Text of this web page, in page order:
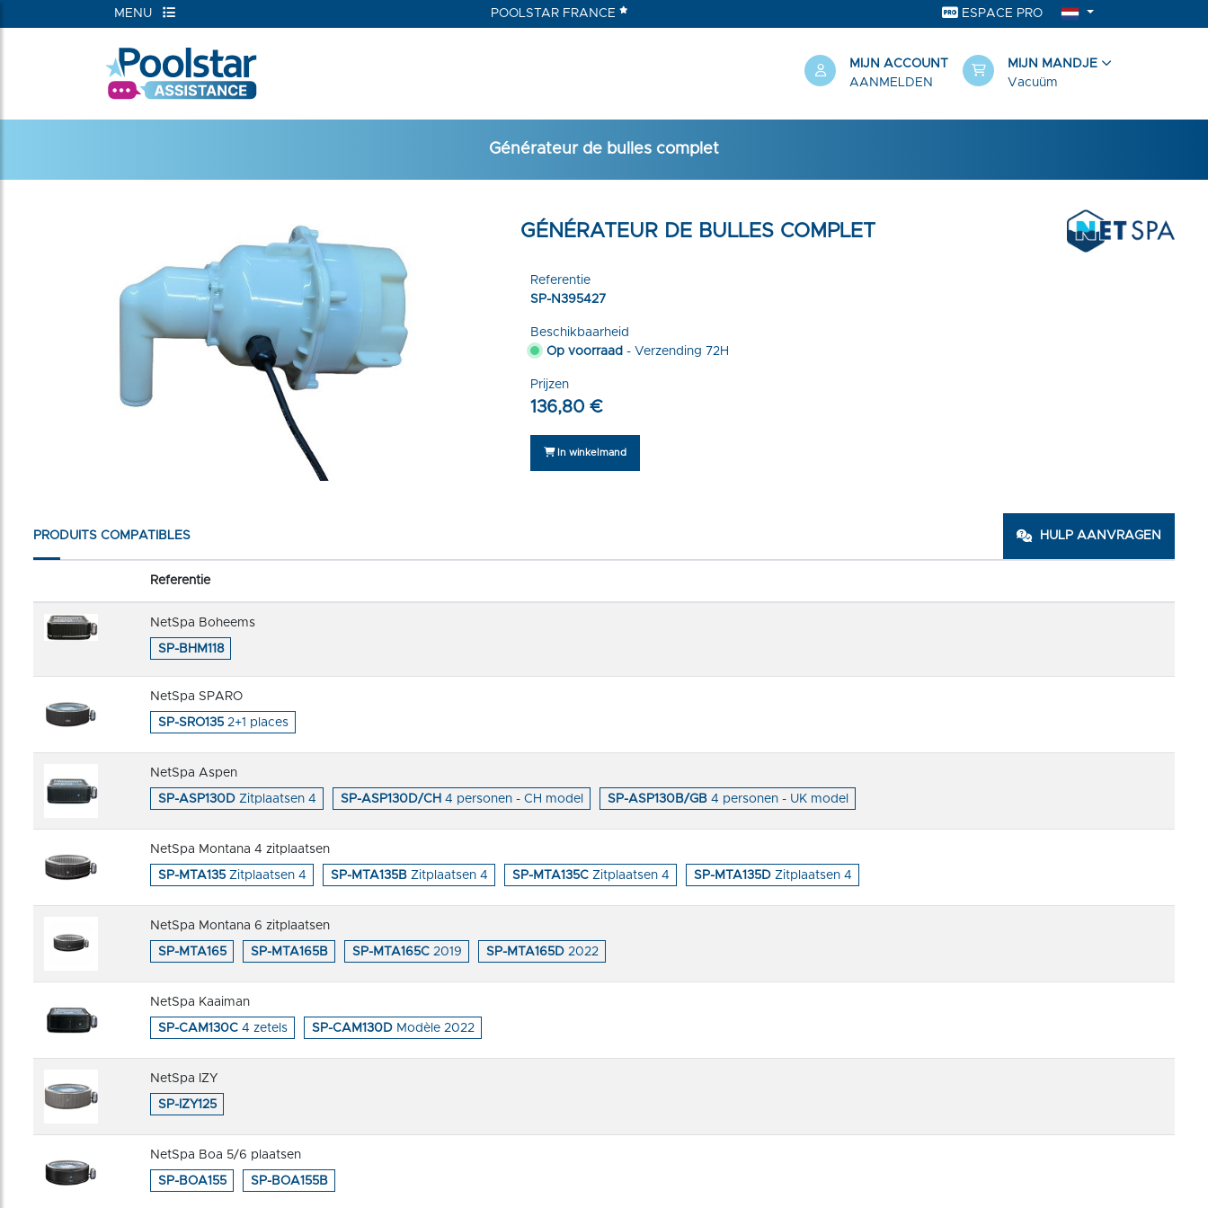
MENU POOLSTAR FRANCE ESPACE PRO
MIJN ACCOUNT
AANMELDEN
MIJN MANDJE
Vacuüm
Générateur de bulles complet
GÉNÉRATEUR DE BULLES COMPLET
Referentie
SP-N395427
Beschikbaarheid
Op voorraad - Verzending 72H
Prijzen
136,80 €
In winkelmand
PRODUITS COMPATIBLES HULP AANVRAGEN
Referentie
NetSpa Boheems
SP-BHM118
NetSpa SPARO
SP-SRO135 2+1 places
NetSpa Aspen
SP-ASP130D Zitplaatsen 4 SP-ASP130D/CH 4 personen - CH model SP-ASP130B/GB 4 personen - UK model
NetSpa Montana 4 zitplaatsen
SP-MTA135 Zitplaatsen 4 SP-MTA135B Zitplaatsen 4 SP-MTA135C Zitplaatsen 4 SP-MTA135D Zitplaatsen 4
NetSpa Montana 6 zitplaatsen
SP-MTA165 SP-MTA165B SP-MTA165C 2019 SP-MTA165D 2022
NetSpa Kaaiman
SP-CAM130C 4 zetels SP-CAM130D Modèle 2022
NetSpa IZY
SP-IZY125
NetSpa Boa 5/6 plaatsen
SP-BOA155 SP-BOA155B